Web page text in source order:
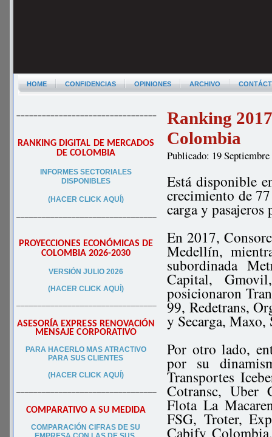
HOME CONFIDENCIAS OPINIONES ARCHIVO
–––––––––––––––––––––––––––––––––
RANKING DIGITAL DE MERCADOS
DE COLOMBIA
INFORMES SECTORIALES
DISPONIBLES
(HACER CLICK AQUÍ)
–––––––––––––––––––––––––––––––––
PROYECCIONES ECONÓMICAS DE
COLOMBIA 2026-2030
VERSIÓN JULIO 2026
(HACER CLICK AQUÍ)
–––––––––––––––––––––––––––––––––
ASESORÍA EXPRESS RENOVACIÓN
MENSAJE CORPORATIVO
PARA HACERLO MAS ATRACTIVO
PARA SUS CLIENTES
(HACER CLICK AQUÍ)
–––––––––––––––––––––––––––––––––
COMPARATIVO A SU MEDIDA
COMPARACIÓN CIFRAS DE SU
Ranking
Colombia
Publicado: 19
Está disponible
crecimiento de
carga y
En 2017,
Medellín,
subordinada
Capital,
posicionaron
99, Redetrans,
y Secarga,
Por otro lado,
por su
Transportes
Cotransc, Uber
Flota La
FSG, Troter,
Cabify